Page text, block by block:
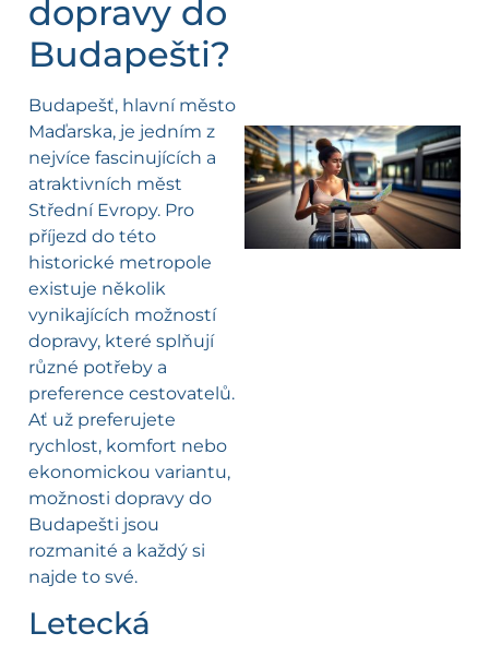
dopravy do
Budapešti?
Budapešť, hlavní město
Maďarska, je jedním z
nejvíce fascinujících a
atraktivních měst
Střední Evropy. Pro
příjezd do této
historické metropole
existuje několik
vynikajících možností
dopravy, které splňují
různé potřeby a
preference cestovatelů.
Ať už preferujete
rychlost, komfort nebo
ekonomickou variantu,
možnosti dopravy do
Budapešti jsou
rozmanité a každý si
najde to své.
Letecká